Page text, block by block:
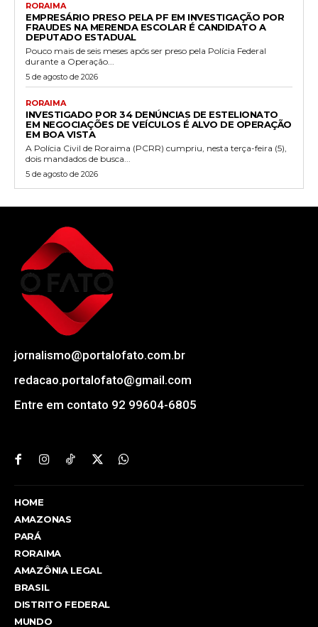
RORAIMA
EMPRESÁRIO PRESO PELA PF EM INVESTIGAÇÃO POR
FRAUDES NA MERENDA ESCOLAR É CANDIDATO A
DEPUTADO ESTADUAL
Pouco mais de seis meses após ser preso pela Polícia Federal
durante a Operação...
5 de agosto de 2026
RORAIMA
INVESTIGADO POR 34 DENÚNCIAS DE ESTELIONATO
EM NEGOCIAÇÕES DE VEÍCULOS É ALVO DE OPERAÇÃO
EM BOA VISTA
A Polícia Civil de Roraima (PCRR) cumpriu, nesta terça-feira (5),
dois mandados de busca...
5 de agosto de 2026
jornalismo@portalofato.com.br
redacao.portalofato@gmail.com
Entre em contato 92 99604-6805
HOME
AMAZONAS
PARÁ
RORAIMA
AMAZÔNIA LEGAL
BRASIL
DISTRITO FEDERAL
MUNDO